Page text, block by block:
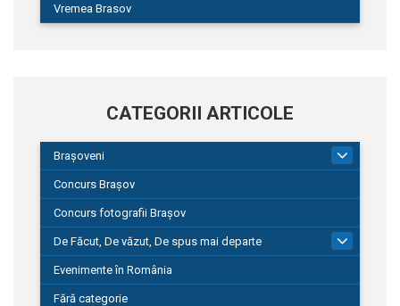
Vremea Brasov
CATEGORII ARTICOLE
Brașoveni
Concurs Brașov
Concurs fotografii Brașov
De Făcut, De văzut, De spus mai departe
149
Evenimente în România
Fără categorie